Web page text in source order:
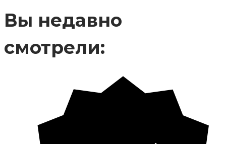
Вы недавно
смотрели: